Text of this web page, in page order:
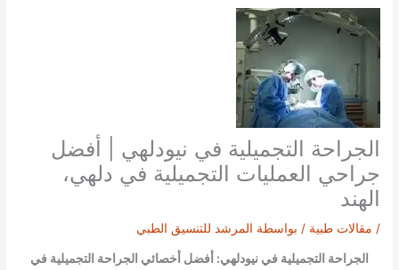
الجراحة التجميلية في نيودلهي | أفضل
جراحي العمليات التجميلية في دلهي،
الهند
/ مقالات طبية / بواسطة المرشد للتنسيق الطبي
الجراحة التجميلية في نيودلهي: أفضل أخصائي الجراحة التجميلية في